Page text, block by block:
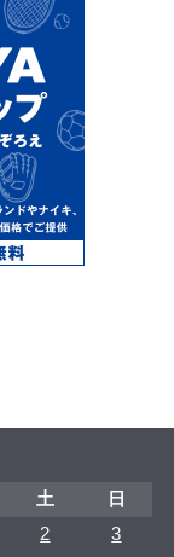
土
日
2
3